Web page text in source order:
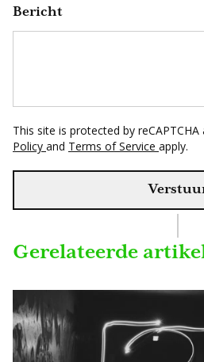
Bericht
This site is protected by
Policy and Terms of Service apply.
Gerelateerde